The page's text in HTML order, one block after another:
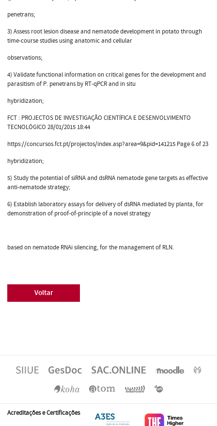
penetrans;
3) Assess root lesion disease and nematode development in potato through
time-course studies using anatomic and cellular
observations;
4) Validate functional information on critical genes for the development and
parasitism of P. penetrans by RT-qPCR and in situ
hybridization;
FCT : PROJECTOS DE INVESTIGAÇÃO CIENTÍFICA E DESENVOLVIMENTO
TECNOLÓGICO 28/01/2015 18:44
https://concursos.fct.pt/projectos/index.asp?area=9&pid=141215 Page 6 of 23
hybridization;
5) Study the potential of siRNA and dsRNA nematode gene targets as effective
anti-nematode strategy;
6) Establish laboratory assays for delivery of dsRNA mediated by planta, for
demonstration of proof-of-principle of a novel strategy
based on nematode RNAi silencing, for the management of RLN.
Voltar
Acreditações e Certificações